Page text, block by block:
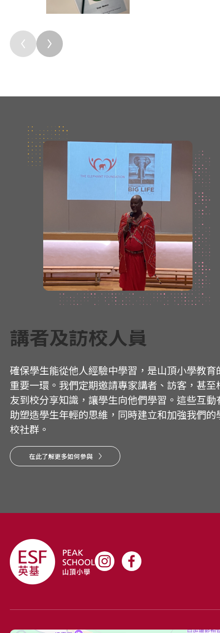
講者及訪校人員
確保學生能從他人經驗中學習，是山頂小學教育
重要一環。我們定期邀請專家講者、訪客，甚至
友到校分享知識，讓學生向他們學習。這些互動
助塑造學生年輕的思維，同時建立和加強我們的
校社群。
在此了解更多如何參與